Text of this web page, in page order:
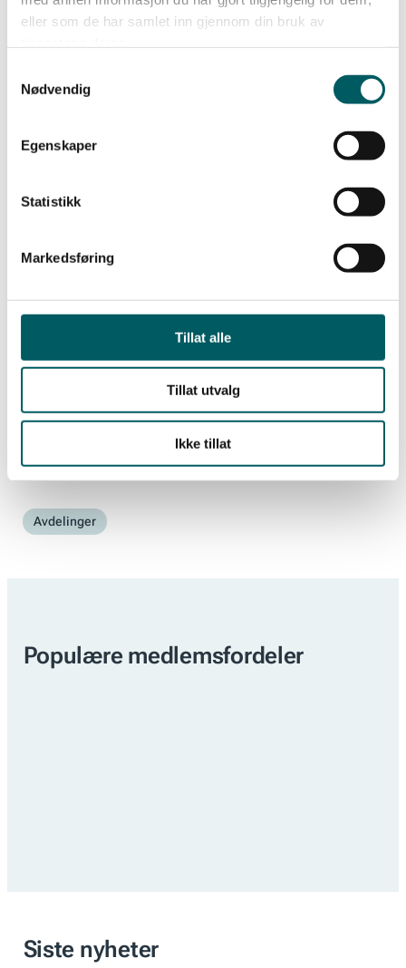
eller som de har samlet inn gjennom din bruk av
Nødvendig
Egenskaper
Statistikk
Markedsføring
Tillat alle
Tillat utvalg
Ikke tillat
for våre medlemmers og bransjens beste, avslutter
–Barnehage
–Kommunal sektor
Kraftforedlende industri
–Olje & gassektoren(fire bransjeavdelinger)
Avdelinger
Populære medlemsfordeler
Siste nyheter